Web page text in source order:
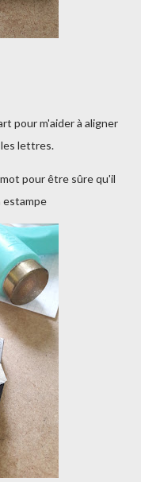
pour m'aider à aligner
lettres.
pour être sûre qu'il
estampe